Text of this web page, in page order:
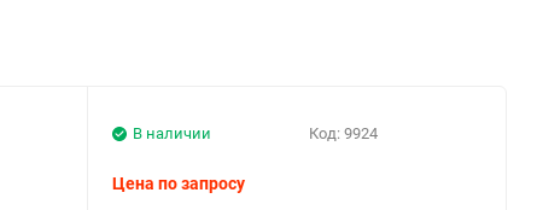
Код: 9924
В наличии
Цена по запросу